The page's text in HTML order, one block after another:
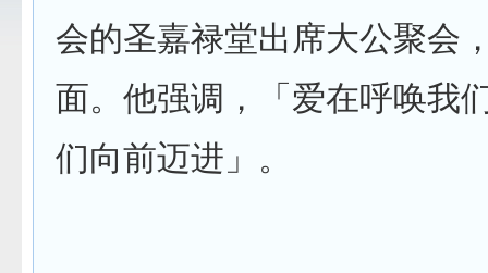
会的圣嘉禄堂出席大公聚会
面。他强调，「爱在呼唤我
们向前迈进」。